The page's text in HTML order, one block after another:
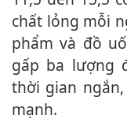
chất lỏng mỗi
phẩm và đồ
gấp ba lượng
thời gian
mạnh.